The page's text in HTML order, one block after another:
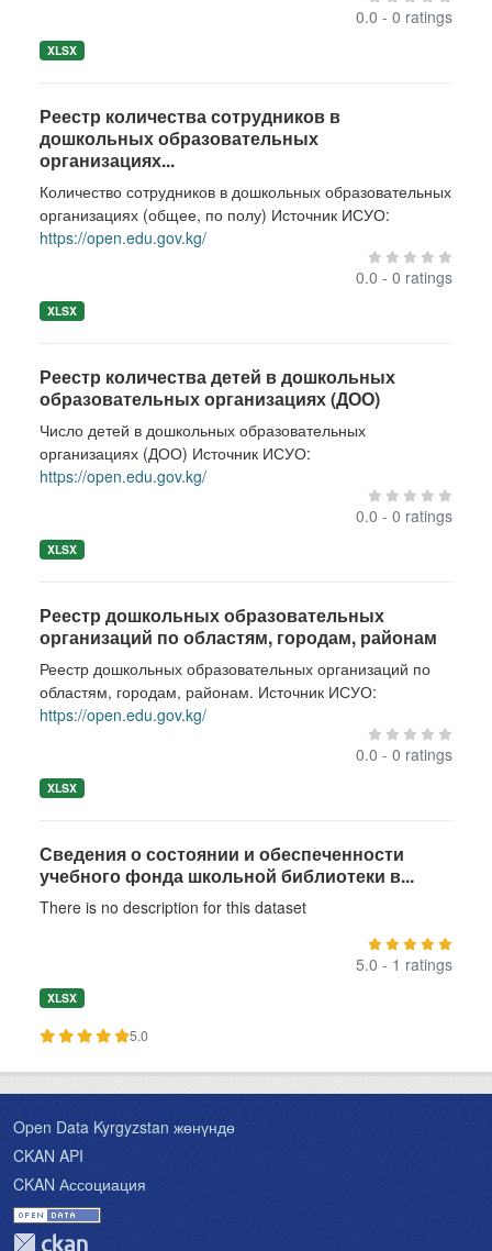
0.0 - 0 ratings
XLSX
Реестр количества сотрудников в
дошкольных образовательных
организациях...
Количество сотрудников в дошкольных образовательных
организациях (общее, по полу) Источник ИСУО:
https://open.edu.gov.kg/
0.0 - 0 ratings
XLSX
Реестр количества детей в дошкольных
образовательных организациях (ДОО)
Число детей в дошкольных образовательных
организациях (ДОО) Источник ИСУО:
https://open.edu.gov.kg/
0.0 - 0 ratings
XLSX
Реестр дошкольных образовательных
организаций по областям, городам, районам
Реестр дошкольных образовательных организаций по
областям, городам, районам. Источник ИСУО:
https://open.edu.gov.kg/
0.0 - 0 ratings
XLSX
Сведения о состоянии и обеспеченности
учебного фонда школьной библиотеки в...
There is no description for this dataset
5.0 - 1 ratings
XLSX
5.0
Open Data Kyrgyzstan жөнүндө
CKAN API
CKAN Ассоциация